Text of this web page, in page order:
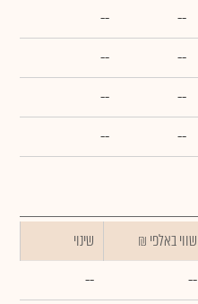
--
--
--
--
--
--
--
--
₪ שווי באלפי
שינוי
--
--